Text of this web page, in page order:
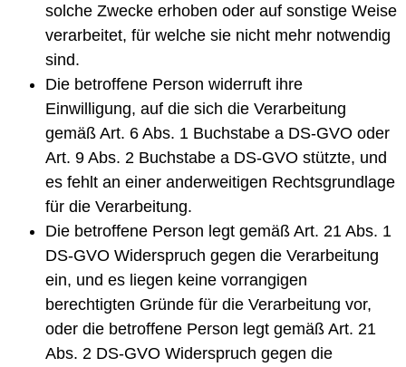
solche Zwecke erhoben oder auf sonstige Weise
verarbeitet, für welche sie nicht mehr notwendig
sind.
Die betroffene Person widerruft ihre
Einwilligung, auf die sich die Verarbeitung
gemäß Art. 6 Abs. 1 Buchstabe a DS-GVO oder
Art. 9 Abs. 2 Buchstabe a DS-GVO stützte, und
es fehlt an einer anderweitigen Rechtsgrundlage
für die Verarbeitung.
Die betroffene Person legt gemäß Art. 21 Abs. 1
DS-GVO Widerspruch gegen die Verarbeitung
ein, und es liegen keine vorrangigen
berechtigten Gründe für die Verarbeitung vor,
oder die betroffene Person legt gemäß Art. 21
Abs. 2 DS-GVO Widerspruch gegen die